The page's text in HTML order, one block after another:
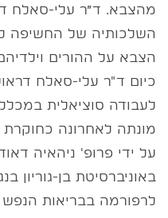
מהצבא. ד״ר עלי-סאלח
השלכותיה של החשיפה
הצבא על ההורים
כיום ד"ר עלי-סאלח
לעבודה סוציאלית
מונתה לאחרונה
על ידי פרופ' ניהאיה
באוניברסיטת בן-גוריון
לרפורמה בבריאות